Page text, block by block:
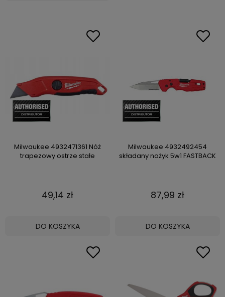
Milwaukee 4932471361 Nóż
trapezowy ostrze stałe
49,14 zł
DO KOSZYKA
Milwaukee 4932492454
składany nożyk 5w1 FASTBACK
87,99 zł
DO KOSZYKA